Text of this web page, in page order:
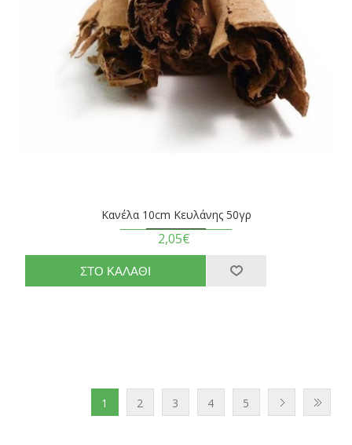
Κανέλα 10cm Κευλάνης 50γρ
2,05€
1 2 3 4 5